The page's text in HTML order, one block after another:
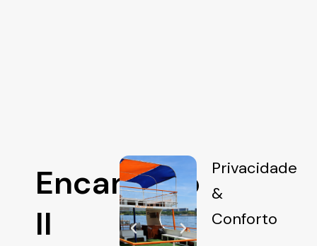
Encantado
II
Privacidade
&
Conforto